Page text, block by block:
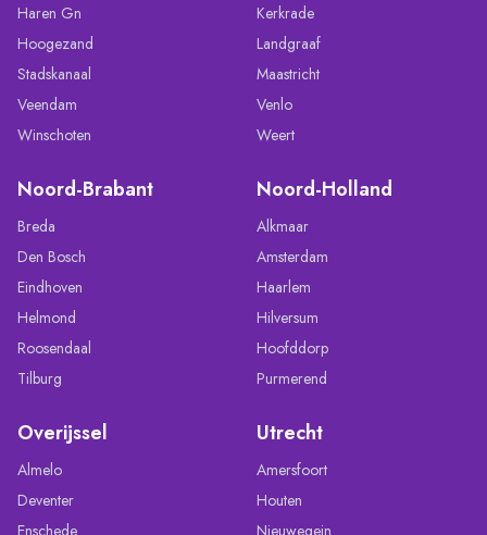
Haren Gn
Hoogezand
Stadskanaal
Veendam
Winschoten
Kerkrade
Landgraaf
Maastricht
Venlo
Weert
Noord-Brabant
Breda
Den Bosch
Eindhoven
Helmond
Roosendaal
Tilburg
Noord-Holland
Alkmaar
Amsterdam
Haarlem
Hilversum
Hoofddorp
Purmerend
Overijssel
Almelo
Deventer
Enschede
Utrecht
Amersfoort
Houten
Nieuwegein